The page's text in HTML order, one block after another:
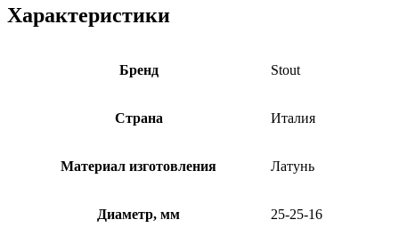
Характеристики
Бренд Stout
Страна Италия
Материал изготовления Латунь
Диаметр, мм 25-25-16